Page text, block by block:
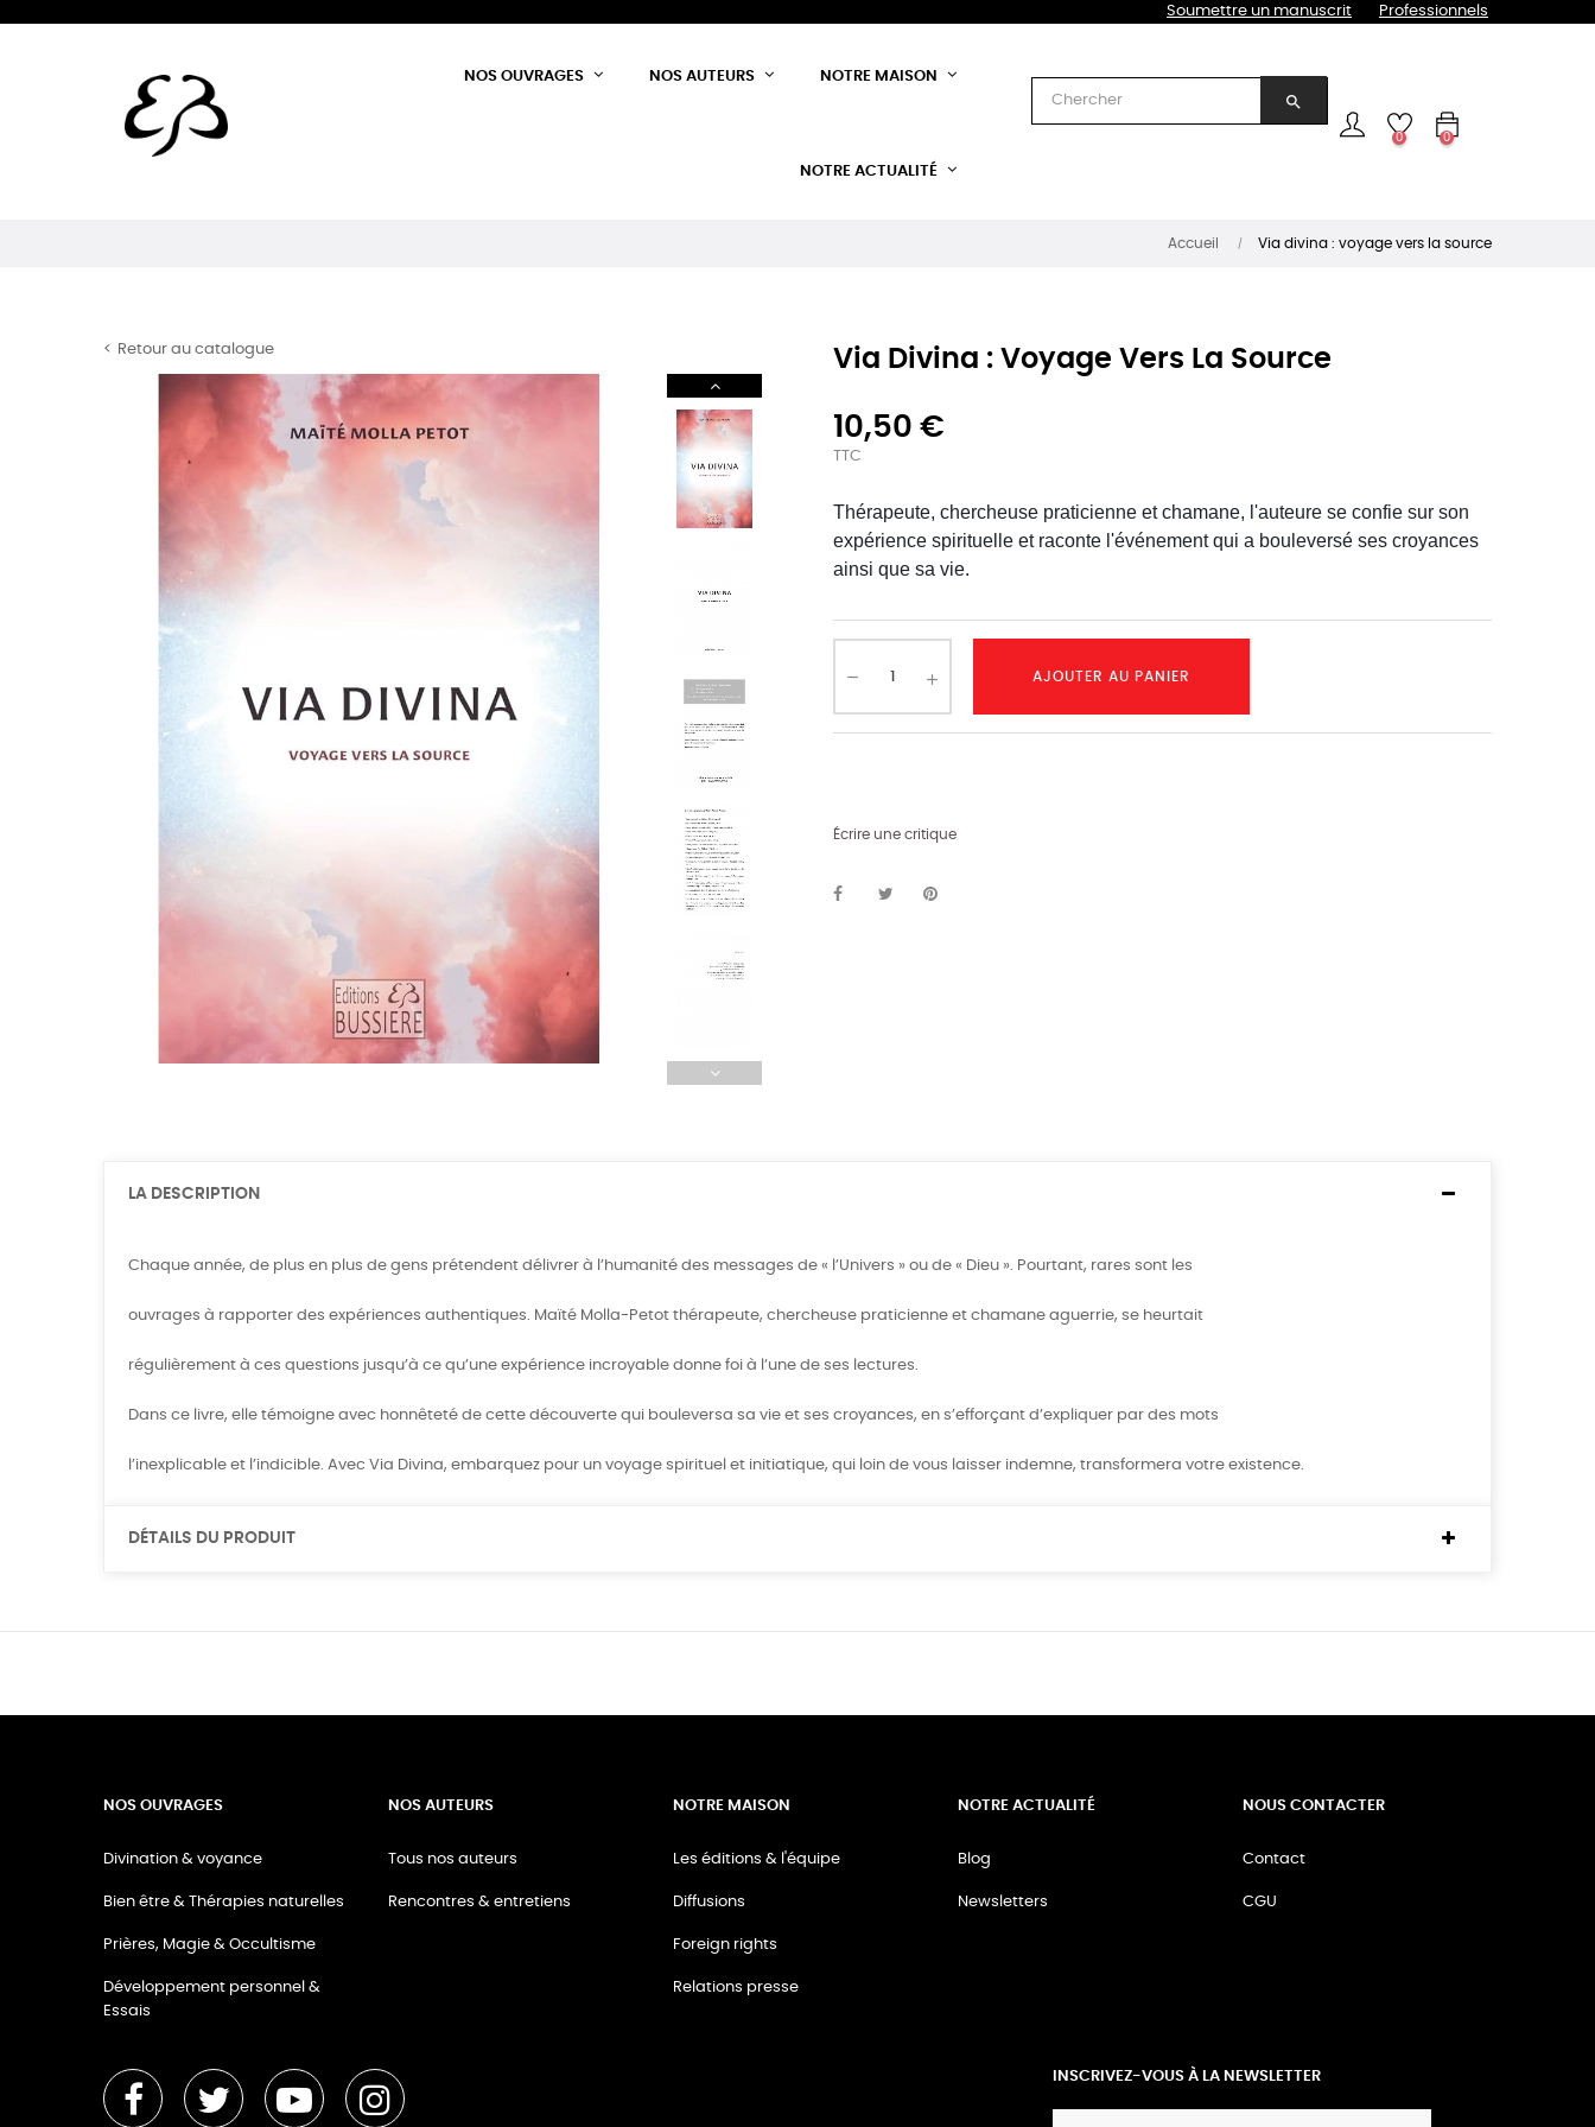
Soumettre un manuscrit Professionnels
NOS OUVRAGES NOS AUTEURS NOTRE MAISON
NOTRE ACTUALITÉ
search
0 0
Accueil Via divina : voyage vers la source
Retour au catalogue Via Divina : Voyage Vers La Source
10,50 €
TTC
Thérapeute, chercheuse praticienne et chamane, l'auteure se confie sur son
expérience spirituelle et raconte l'événement qui a bouleversé ses croyances
ainsi que sa vie.
AJOUTER AU PANIER
Écrire une critique
LA DESCRIPTION
Chaque année, de plus en plus de gens prétendent délivrer à l’humanité des messages de « l’Univers » ou de « Dieu ». Pourtant, rares sont les
ouvrages à rapporter des expériences authentiques. Maïté Molla-Petot thérapeute, chercheuse praticienne et chamane aguerrie, se heurtait
régulièrement à ces questions jusqu’à ce qu’une expérience incroyable donne foi à l’une de ses lectures.
Dans ce livre, elle témoigne avec honnêteté de cette découverte qui bouleversa sa vie et ses croyances, en s’efforçant d’expliquer par des mots
l’inexplicable et l’indicible. Avec Via Divina, embarquez pour un voyage spirituel et initiatique, qui loin de vous laisser indemne, transformera votre existence.
DÉTAILS DU PRODUIT
NOS OUVRAGES
Divination & voyance
Bien être & Thérapies naturelles
Prières, Magie & Occultisme
Développement personnel &
Essais
NOS AUTEURS
Tous nos auteurs
Rencontres & entretiens
NOTRE MAISON
Les éditions & l'équipe
Diffusions
Foreign rights
Relations presse
NOTRE ACTUALITÉ
Blog
Newsletters
NOUS CONTACTER
Contact
CGU
Facebook Twitter YouTube Instagram
INSCRIVEZ-VOUS À LA NEWSLETTER